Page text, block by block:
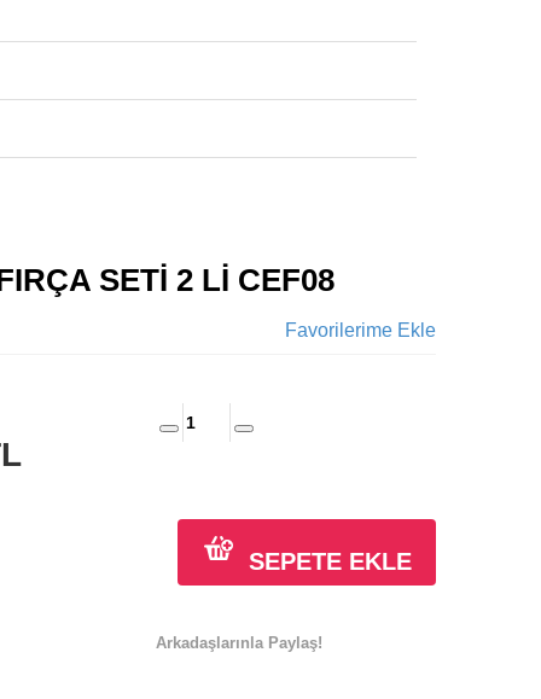
SETİ 2 Lİ CEF08
Favorilerime Ekle
SEPETE EKLE
Arkadaşlarınla Paylaş!